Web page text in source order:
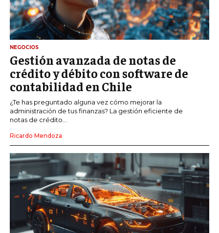
NEGOCIOS
Gestión avanzada de notas de
crédito y débito con software de
contabilidad en Chile
¿Te has preguntado alguna vez cómo mejorar la
administración de tus finanzas? La gestión eficiente de
notas de crédito...
Ricardo Mendoza